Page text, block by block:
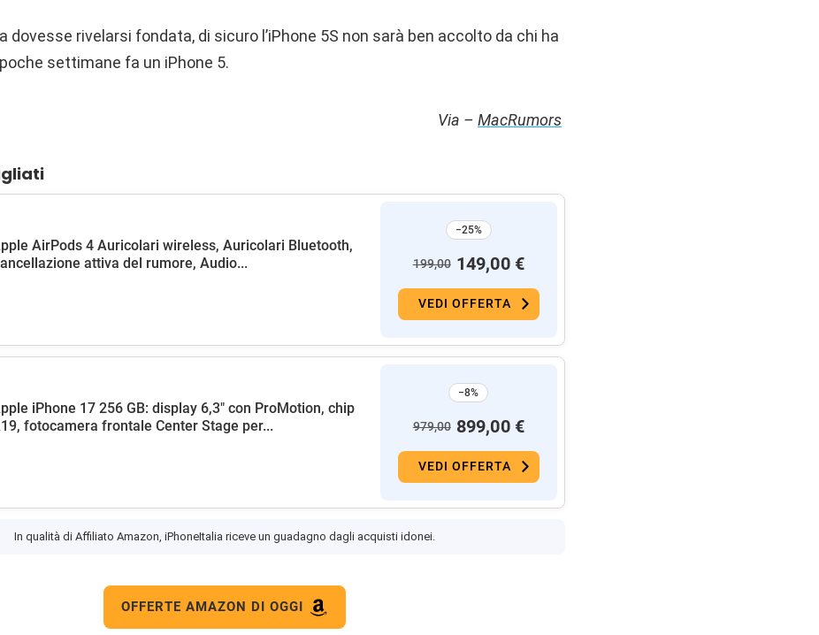
dovesse rivelarsi fondata, di sicuro l’iPhone 5S non sarà ben accolto da chi ha
settimane fa un iPhone 5.
Via – MacRumors
AirPods 4 Auricolari wireless, Auricolari Bluetooth,
attiva del rumore, Audio...
−25%
199,00 149,00 €
VEDI OFFERTA
iPhone 17 256 GB: display 6,3" con ProMotion, chip
fotocamera frontale Center Stage per...
−8%
979,00 899,00 €
VEDI OFFERTA
In qualità di Affiliato Amazon, iPhoneItalia riceve un guadagno dagli acquisti idonei.
OFFERTE AMAZON DI OGGI